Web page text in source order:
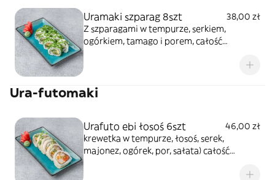
Uramaki szparag 8szt
38,00 zł
Z szparagami w tempurze, serkiem,
ogórkiem, tamago i porem, całość
Ura-futomaki
Urafuto ebi łosoś 6szt
46,00 zł
krewetka w tempurze, łosoś, serek,
majonez, ogórek, por, sałata) całość